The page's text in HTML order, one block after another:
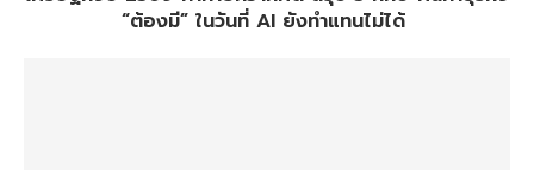
“ต้องมี” ในวันที่ AI ยังทำแทนไม่ได้